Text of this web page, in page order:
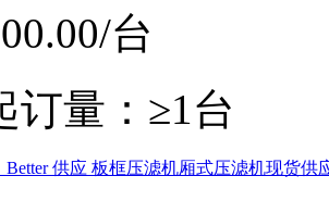
/台
订量： ≥1台
Better 供应 板框压滤机厢式压滤机现货